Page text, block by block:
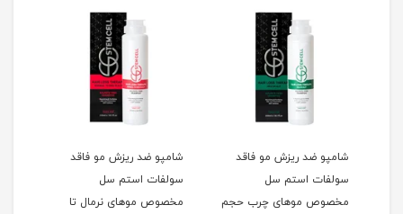
شامپو ضد ریزش مو فاقد
سولفات استم سل
مخصوص موهای چرب حجم
شامپو ضد ریزش مو فاقد
سولفات استم سل
مخصوص موهای نرمال تا